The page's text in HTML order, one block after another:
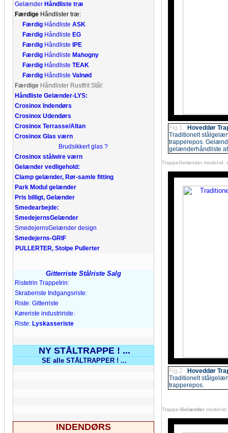
GelænderHåndliste træ
Færdige Håndlister træ:
Færdig Håndliste ASK
Færdig Håndliste EG
Færdig Håndliste
IPE
Færdig Håndliste Mahogny
Færdig Håndliste TEAK
Færdig Håndliste Valnød
Færdige Håndlister Rustfrit Stål:
Håndliste Gelænder-LYS:
Crosinox Indendørs
Crosinox Udendørs
Crosinox Terrasse/Altan
Crosinox Glas værn
Brudsikkert glas ?
Crosinox stålwire værn
Gelænder vedligehold:
Clamp gelænder, Rør-samle fitting
Park Modul gelænder
Pris billigt, Gelænder
Smedearbejde:
SmedejernsGelænder
SmedejernsGelænderdesign
Smedejerns-GRIF
PULLERTER, Stolpe Pullerter
Gitterriste Stålriste Salg
Ristetrin Trappetrin:
Skraberiste Indgangsriste:
Riste: Gitterriste
Køreriste industririste:
Riste: Lyskasseriste
NY STÅLTRAPPE ! ...
SE alle STÅLTRAPPER ! ...
INDENDØRS
Fig.1
Hoveddør
Traditionelt
trapperepos.
gelænderhåndliste
TrappeGelænder model-id:
Fig.2
Hoveddør
Traditionelt
trapperepos.
Trappe-Gelændermodel-id: